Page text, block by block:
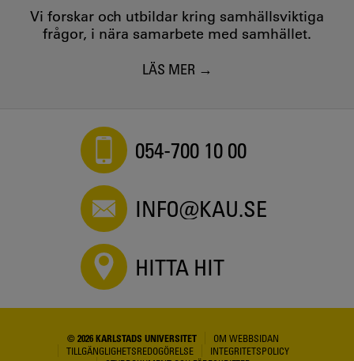
Vi forskar och utbildar kring samhällsviktiga
frågor, i nära samarbete med samhället.
LÄS MER
054-700 10 00
INFO@KAU.SE
HITTA HIT
© 2026 KARLSTADS UNIVERSITET
OM WEBBSIDAN
TILLGÄNGLIGHETSREDOGÖRELSE
INTEGRITETSPOLICY